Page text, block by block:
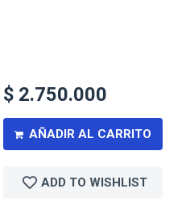
$ 2.750.000
AÑADIR AL CARRITO
ADD TO WISHLIST